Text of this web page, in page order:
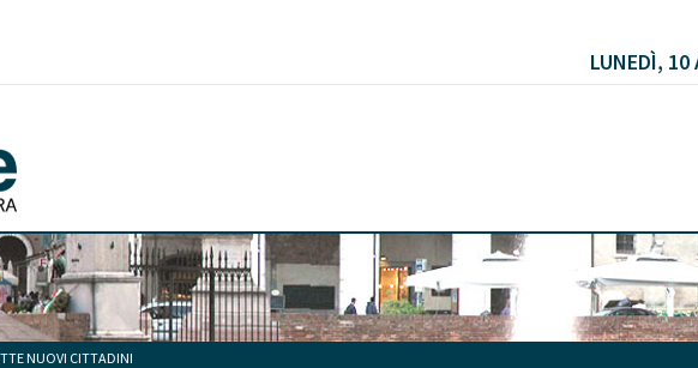
LUNEDÌ, 10
NUOVI CITTADINI